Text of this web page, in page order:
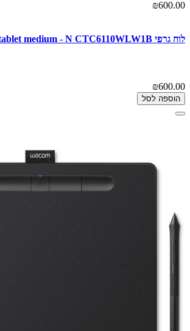
₪600.00
לוח גרפי Wacom One pen tablet medium - N CTC6110WLW1B
₪600.00
הוספה לסל